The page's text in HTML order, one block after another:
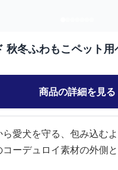
秋冬ふわもこペット用
商品の詳細を見る
愛犬を守る、包み込む
コーデュロイ素材の外側